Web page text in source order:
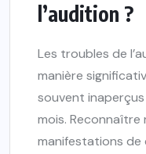
l’audition ?
Les troubles de
manière
souvent
mois. Reconnaître
manifestations de